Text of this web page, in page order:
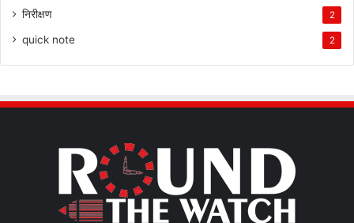
निरीक्षण 2
quick note 2